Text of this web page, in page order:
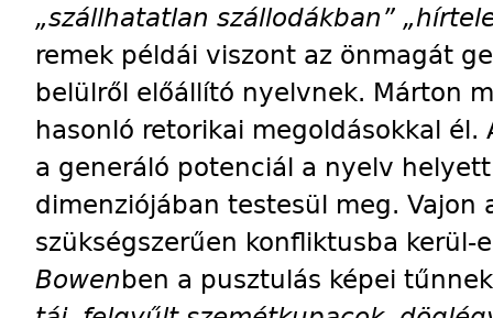
„szállhatatlan szállodákban”
remek példái viszont az önmagát
belülről előállító nyelvnek. Márton
hasonló retorikai megoldásokkal él.
a generáló potenciál a nyelv
dimenziójában testesül meg. Vajon
szükségszerűen kon­f­­liktusba kerül-
Bowen­ben a pusztulás képei